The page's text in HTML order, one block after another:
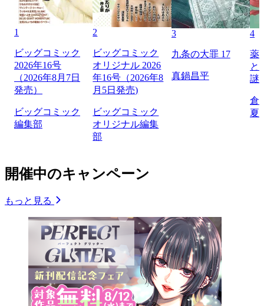
1
ビッグコミック
2026年16号
（2026年8月7日
発売）
ビッグコミック
編集部
2
ビッグコミック
オリジナル 2026
年16号（2026年8
月5日発売)
ビッグコミック
オリジナル編集
部
3
九条の大罪 17
真鍋昌平
4
薬
と
謎
倉
夏
開催中のキャンペーン
もっと見る